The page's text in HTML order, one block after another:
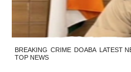
BREAKING CRIME DOABA LATEST
TOP NEWS